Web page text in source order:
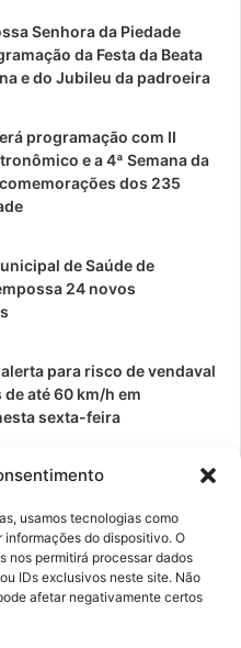
usamos tecnologias como
do dispositivo. O
nos permitirá processar dados
IDs exclusivos neste site. Não
afetar negativamente certos
u
b
a
g
a
Senhora da Piedade
da Festa da Beata
e do Jubileu da padroeira
programação com II
e a 4ª Semana da
dos 235
de Saúde de
24 novos
para risco de vendaval
até 60 km/h em
sexta-feira
melhor nota do IDEB no